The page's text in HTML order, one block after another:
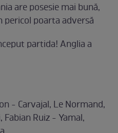
are posesie mai bună,
pericol poarta adversă
partida! Anglia a
- Carvajal, Le Normand,
Ruiz - Yamal,